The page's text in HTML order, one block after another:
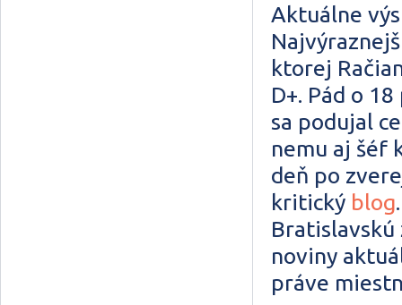
Aktuálne
ktorej
D+. Pád o
sa podujal
nemu aj šéf
deň po
kritický blog
noviny
práve